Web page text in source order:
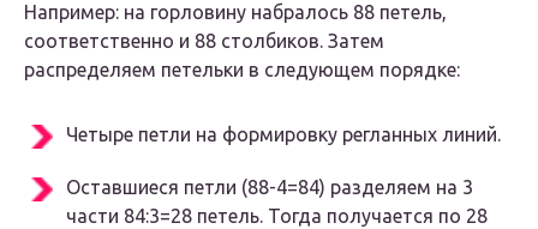
Например: на горловину набралось 88 петель,
соответственно и 88 столбиков. Затем
распределяем петельки в следующем порядке:
Четыре петли на формировку регланных линий.
Оставшиеся петли (88-4=84) разделяем на 3
части 84:3=28 петель. Тогда получается по 28